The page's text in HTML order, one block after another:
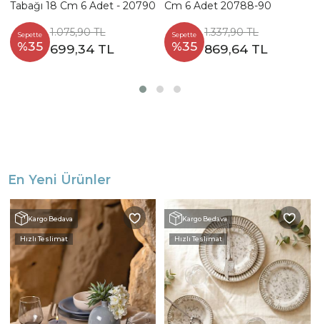
Tabağı 18 Cm 6 Adet - 20790
Sepette
%35
1.075,90 TL
699,34 TL
Cm 6 Adet 20788-90
Sepette
%35
1.337,90 TL
869,64 TL
En Yeni Ürünler
Kargo Bedava
Hızlı Teslimat
Kargo Bedava
Hızlı Teslimat